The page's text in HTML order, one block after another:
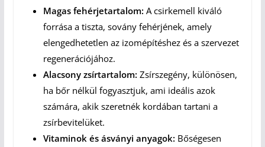
Magas fehérjetartalom: A csirkemell kiváló
forrása a tiszta, sovány fehérjének, amely
elengedhetetlen az izomépítéshez és a szervezet
regenerációjához.
Alacsony zsírtartalom: Zsírszegény, különösen,
ha bőr nélkül fogyasztjuk, ami ideális azok
számára, akik szeretnék kordában tartani a
zsírbevitelüket.
Vitaminok és ásványi anyagok: Bőségesen